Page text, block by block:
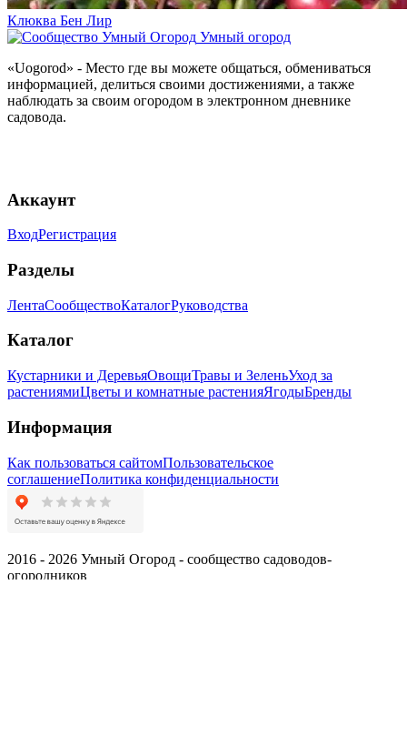
Клюква Бен Лир
Умный огород
«Uogorod» - Место где вы можете общаться, обмениваться
информацией, делиться своими достижениями, а также
наблюдать за своим огородом в электронном дневнике
садовода.
Аккаунт
ВходРегистрация
Разделы
ЛентаСообществоКаталогРуководства
Каталог
Кустарники и ДеревьяОвощиТравы и ЗеленьУход за
растениямиЦветы и комнатные растенияЯгодыБренды
Информация
Как пользоваться сайтомПользовательское
соглашениеПолитика конфиденциальности
2016 - 2026 Умный Огород - сообщество садоводов-
огородников